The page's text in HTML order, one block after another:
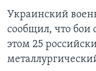
Украинский
сообщил, что бои
этом 25